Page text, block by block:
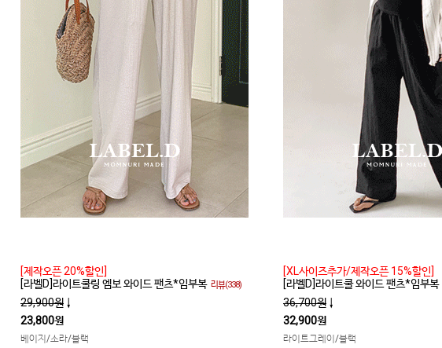
[제작오픈 20%할인]
[라벨D]라이트쿨링 엠보 와이드 팬츠*임부복 리뷰(338)
29,900원 ↓
23,800원
베이지/소라/블랙
[XL사이즈추가/제작오픈 15%할인]
[라벨D]라이트쿨 와이드 팬츠*임부복
36,700원 ↓
32,900원
라이트그레이/블랙